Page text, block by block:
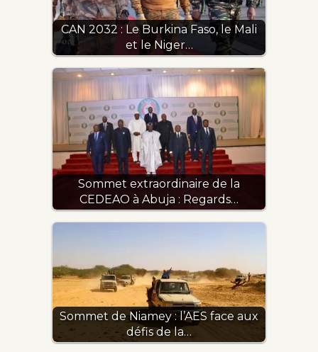
CAN 2032 : Le Burkina Faso, le Mali
et le Niger…
Sommet extraordinaire de la
CEDEAO à Abuja : Regards…
Sommet de Niamey : l’AES face aux
défis de la…